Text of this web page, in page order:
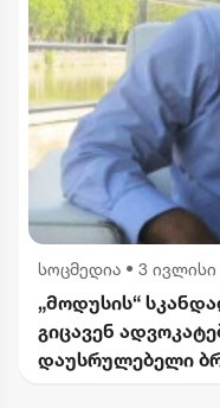
სოცმედია • 3 ივლისი
„მოდუსის“
გიცავენ
დაუსრულებელი